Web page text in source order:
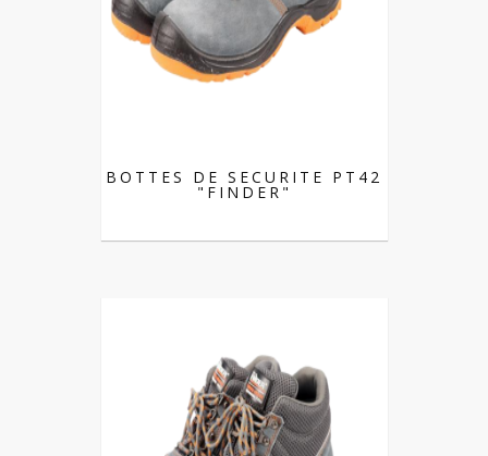
BOTTES DE SECURITE PT42
"FINDER"